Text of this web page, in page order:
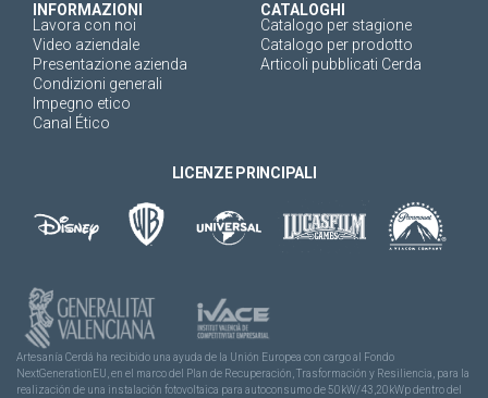
INFORMAZIONI
Lavora con noi
Video aziendale
Presentazione azienda
Condizioni generali
Impegno etico
Canal Ético
CATALOGHI
Catalogo per stagione
Catalogo per prodotto
Articoli pubblicati Cerda
LICENZE PRINCIPALI
Artesanía Cerdá ha recibido una ayuda de la Unión Europea con cargo al Fondo
NextGenerationEU, en el marco del Plan de Recuperación, Trasformación y Resiliencia, para la
realización de una instalación fotovoltaica para autoconsumo de 50kW/43,20kWp dentro del